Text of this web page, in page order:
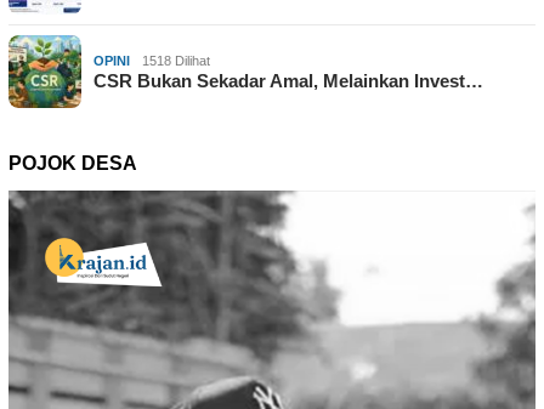
OPINI 1518 Dilihat
CSR Bukan Sekadar Amal, Melainkan Invest…
POJOK DESA